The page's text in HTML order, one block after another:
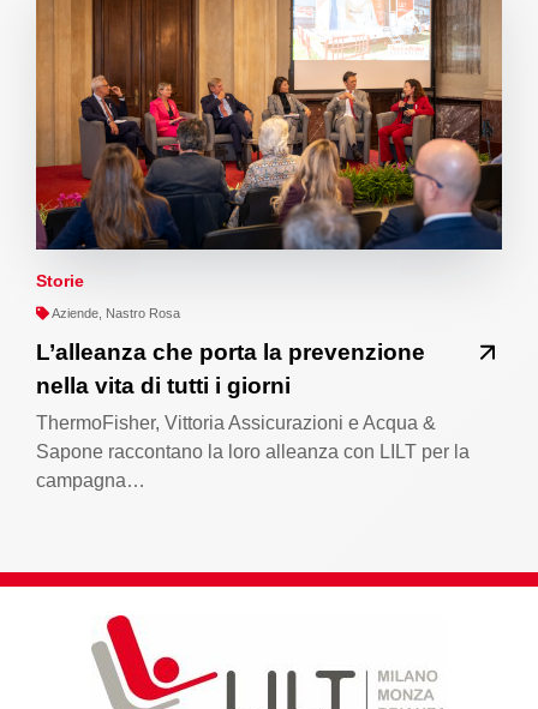
Storie
Aziende, Nastro Rosa
L’alleanza che porta la prevenzione
nella vita di tutti i giorni
ThermoFisher, Vittoria Assicurazioni e Acqua &
Sapone raccontano la loro alleanza con LILT per la
campagna…